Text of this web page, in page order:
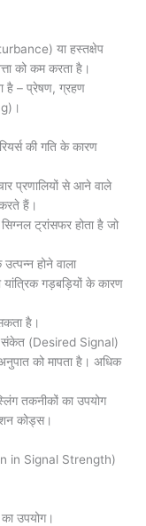
या हस्तक्षेप
को कम करता है।
है – प्रेषण, ग्रहण
की गति के कारण
प्रणालियों से आने वाले
हैं।
ट्रांसफर होता है जो
होने वाला
यांत्रिक गड़बड़ियों के कारण
है।
संकेत (Desired Signal)
को मापता है। अधिक
तकनीकों का उपयोग
कोड्स।
in Signal Strength)
का उपयोग।